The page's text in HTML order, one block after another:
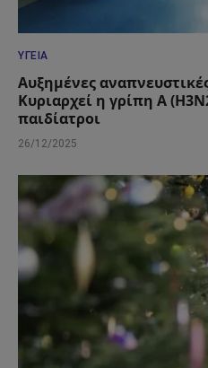
ΥΓΕΊΑ
Αυξημένες
Κυριαρχεί η γρίπη Α
παιδίατροι
26/12/2025